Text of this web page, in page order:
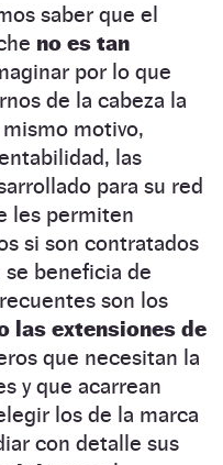
saber que el
no es tan
por lo que
de la cabeza la
motivo,
las
para su red
les permiten
si son contratados
beneficia de
son los
las extensiones de
que necesitan la
y que acarrean
los de la marca
con detalle sus